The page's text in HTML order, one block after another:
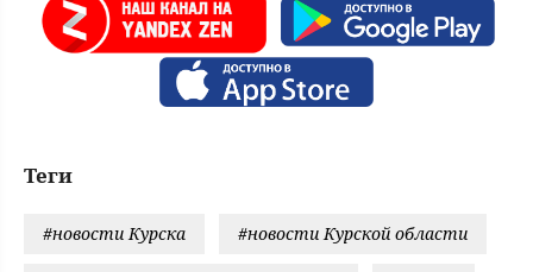
Теги
#новости Курска #новости Курской области